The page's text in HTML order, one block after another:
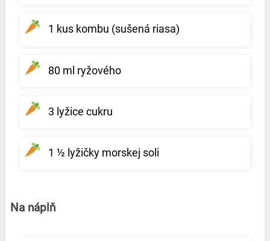
1 kus kombu (sušená riasa)
80 ml ryžového
3 lyžice cukru
1 ½ lyžičky morskej soli
Na náplň